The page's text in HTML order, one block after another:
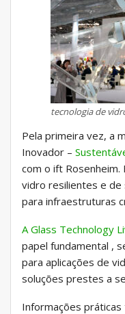
tecnologia de
Pela primeira vez, a
Inovador –
com o ift Rosenheim.
vidro resilientes e de
para infraestruturas
A Glass Technology
papel fundamental ,
para aplicações de
soluções prestes a
Informações